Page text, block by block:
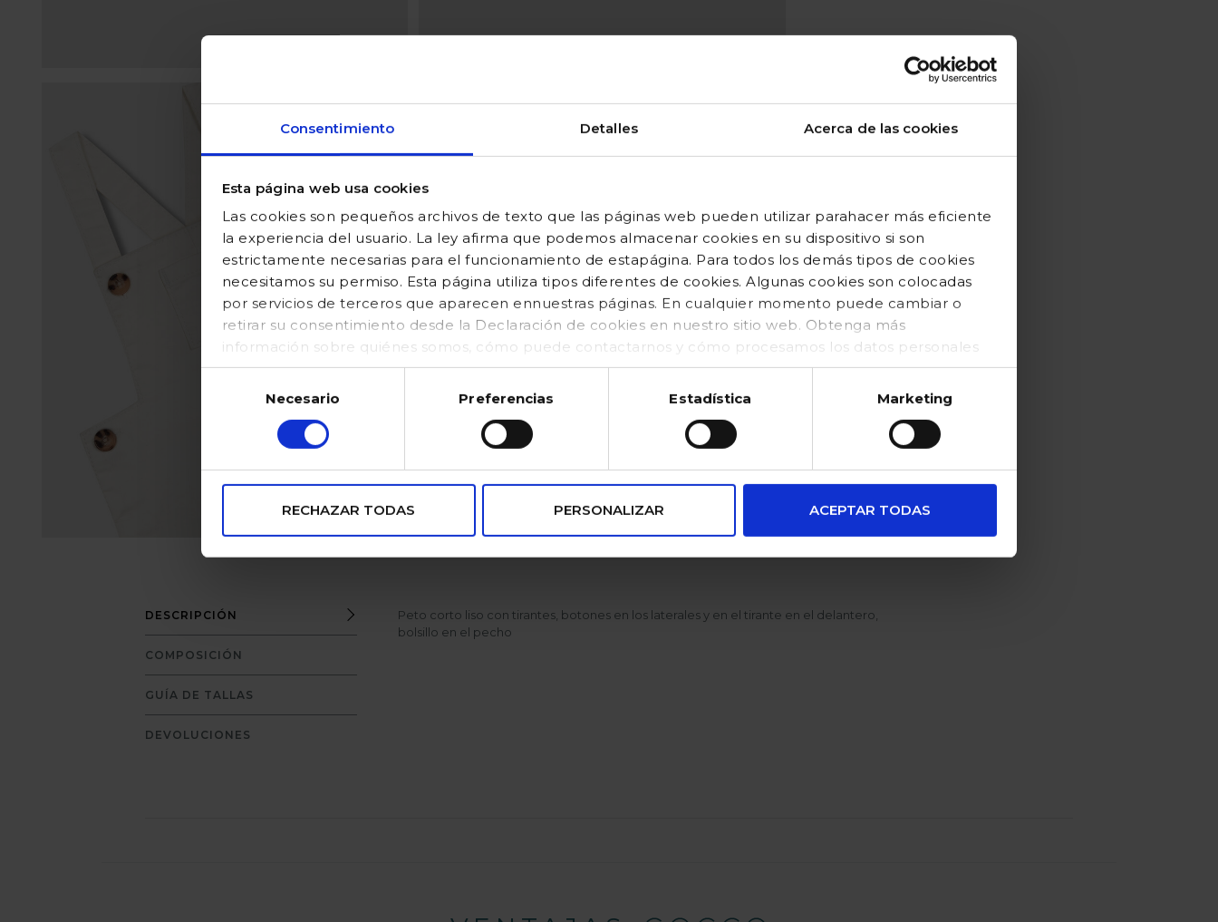
Consentimiento Detalles Acerca de las cookies
Esta página web usa cookies
Las cookies son pequeños archivos de texto que las páginas web pueden utilizar parahacer más eficiente
la experiencia del usuario. La ley afirma que podemos almacenar cookies en su dispositivo si son
estrictamente necesarias para el funcionamiento de estapágina. Para todos los demás tipos de cookies
necesitamos su permiso. Esta página utiliza tipos diferentes de cookies. Algunas cookies son colocadas
por servicios de terceros que aparecen ennuestras páginas. En cualquier momento puede cambiar o
retirar su consentimiento desde la Declaración de cookies en nuestro sitio web. Obtenga más
información sobre quiénes somos, cómo puede contactarnos y cómo procesamos los datos personales
en nuestraPolítica de cookies (https://www.gocco.es/cookies-policy.html)
consentimiento
Necesario Preferencias Estadística Marketing
RECHAZAR TODAS PERSONALIZAR ACEPTAR TODAS
DESCRIPCIÓN
COMPOSICIÓN
GUÍA DE TALLAS
DEVOLUCIONES
Peto corto liso con tirantes, botones en los laterales y en el tirante en el delantero,
bolsillo en el pecho